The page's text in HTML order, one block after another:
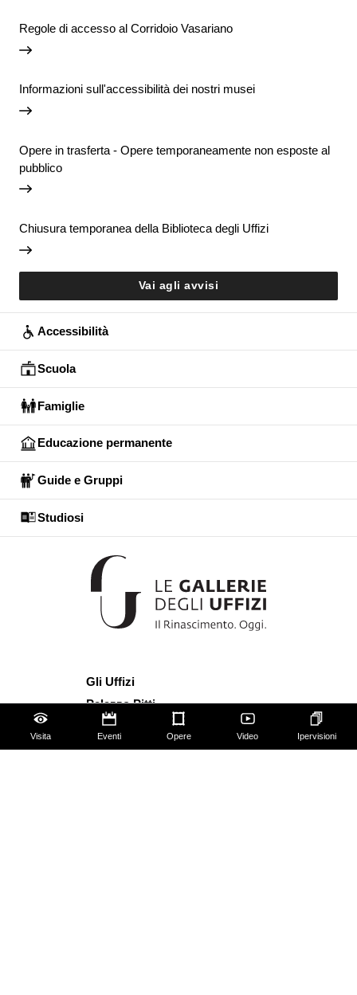
Visita Eventi Opere Video Ipervisioni
Regole di accesso al Corridoio Vasariano
Informazioni sull'accessibilità dei nostri musei
Opere in trasferta - Opere temporaneamente non esposte al
pubblico
Chiusura temporanea della Biblioteca degli Uffizi
Vai agli avvisi
Accessibilità
Scuola
Famiglie
Educazione permanente
Guide e Gruppi
Studiosi
Gli Uffizi
Palazzo Pitti
Giardino di Boboli
Corridoio Vasariano